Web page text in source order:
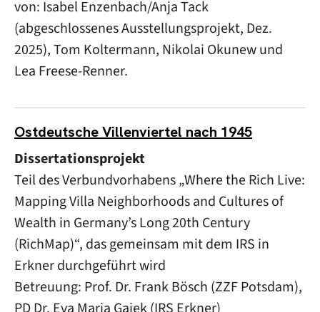
von: Isabel Enzenbach/Anja Tack
(abgeschlossenes Ausstellungsprojekt, Dez.
2025), Tom Koltermann, Nikolai Okunew und
Lea Freese-Renner.
Ostdeutsche Villenviertel nach 1945
Dissertationsprojekt
Teil des Verbundvorhabens „Where the Rich Live:
Mapping Villa Neighborhoods and Cultures of
Wealth in Germany’s Long 20th Century
(RichMap)“, das gemeinsam mit dem IRS in
Erkner durchgeführt wird
Betreuung: Prof. Dr. Frank Bösch (ZZF Potsdam),